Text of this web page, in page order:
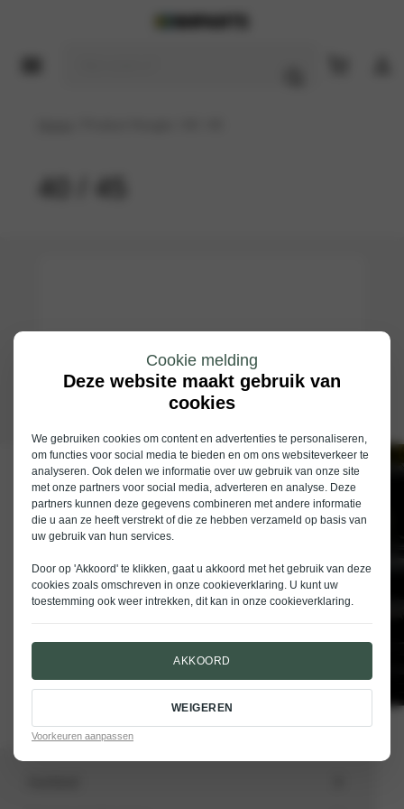
Cookie melding
Deze website maakt gebruik van
cookies
We gebruiken cookies om content en advertenties te personaliseren,
om functies voor social media te bieden en om ons websiteverkeer te
analyseren. Ook delen we informatie over uw gebruik van onze site
met onze partners voor social media, adverteren en analyse. Deze
partners kunnen deze gegevens combineren met andere informatie
die u aan ze heeft verstrekt of die ze hebben verzameld op basis van
uw gebruik van hun services.
Door op 'Akkoord' te klikken, gaat u akkoord met het gebruik van deze
cookies zoals omschreven in onze cookieverklaring. U kunt uw
toestemming ook weer intrekken, dit kan in onze cookieverklaring.
AKKOORD
WEIGEREN
Voorkeuren aanpassen
Schrijf je in voor de nieuwsbrief van
Nieuwenhuijse
E-mailadres
VERSTUREN